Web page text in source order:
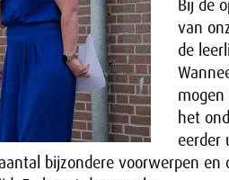
Bij de
van
de
het
eerder
bijzondere voorwerpen